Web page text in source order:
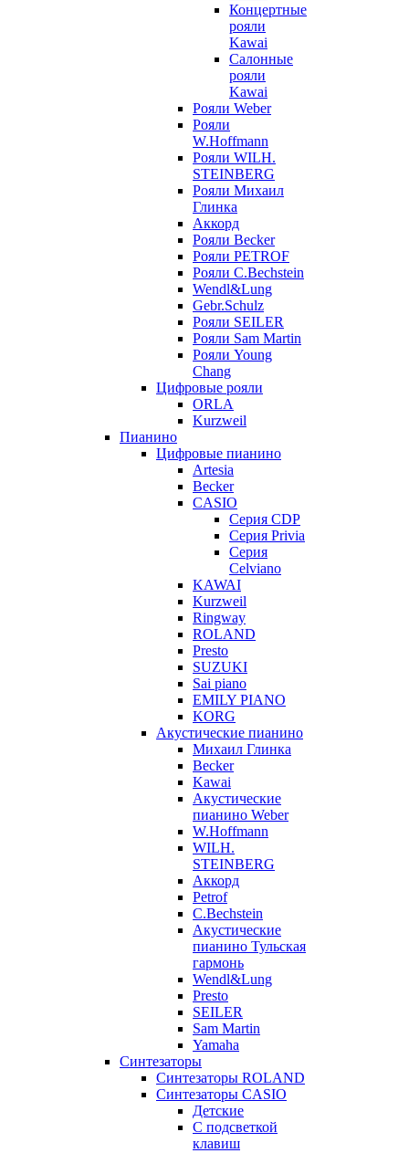
Концертные
рояли
Kawai
Салонные
рояли
Kawai
Рояли Weber
Рояли
W.Hoffmann
Рояли WILH.
STEINBERG
Рояли Михаил
Глинка
Аккорд
Рояли Becker
Рояли PETROF
Рояли C.Bechstein
Wendl&Lung
Gebr.Schulz
Рояли SEILER
Рояли Sam Martin
Рояли Young
Chang
Цифровые рояли
ORLA
Kurzweil
Пианино
Цифровые пианино
Artesia
Becker
CASIO
Серия CDP
Серия Privia
Серия
Celviano
KAWAI
Kurzweil
Ringway
ROLAND
Presto
SUZUKI
Sai piano
EMILY PIANO
KORG
Акустические пианино
Михаил Глинка
Becker
Kawai
Акустические
пианино Weber
W.Hoffmann
WILH.
STEINBERG
Аккорд
Petrof
C.Bechstein
Акустические
пианино Тульская
гармонь
Wendl&Lung
Presto
SEILER
Sam Martin
Yamaha
Синтезаторы
Синтезаторы ROLAND
Синтезаторы CASIO
Детские
С подсветкой
клавиш